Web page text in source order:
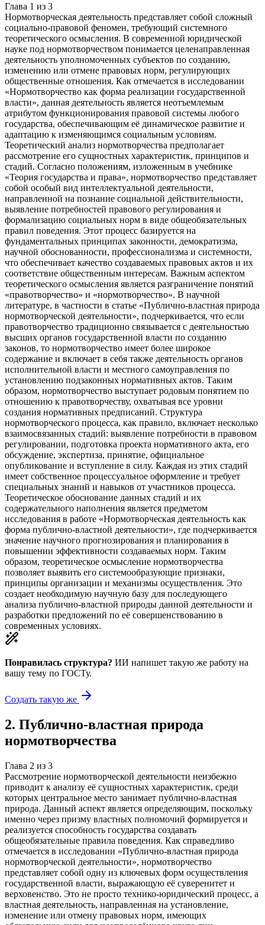
Глава 1 из 3
Нормотворческая деятельность представляет собой сложный
социально-правовой феномен, требующий системного
теоретического осмысления. В современной юридической
науке под нормотворчеством понимается целенаправленная
деятельность уполномоченных субъектов по созданию,
изменению или отмене правовых норм, регулирующих
общественные отношения. Как отмечается в исследовании
«Нормотворчество как форма реализации государственной
власти», данная деятельность является неотъемлемым
атрибутом функционирования правовой системы любого
государства, обеспечивающим её динамическое развитие и
адаптацию к изменяющимся социальным условиям.
Теоретический анализ нормотворчества предполагает
рассмотрение его сущностных характеристик, принципов и
стадий. Согласно положениям, изложенным в учебнике
«Теория государства и права», нормотворчество представляет
собой особый вид интеллектуальной деятельности,
направленной на познание социальной действительности,
выявление потребностей правового регулирования и
формализацию социальных норм в виде общеобязательных
правил поведения. Этот процесс базируется на
фундаментальных принципах законности, демократизма,
научной обоснованности, профессионализма и системности,
что обеспечивает качество создаваемых правовых актов и их
соответствие общественным интересам. Важным аспектом
теоретического осмысления является разграничение понятий
«правотворчество» и «нормотворчество». В научной
литературе, в частности в статье «Публично-властная природа
нормотворческой деятельности», подчеркивается, что если
правотворчество традиционно связывается с деятельностью
высших органов государственной власти по созданию
законов, то нормотворчество имеет более широкое
содержание и включает в себя также деятельность органов
исполнительной власти и местного самоуправления по
установлению подзаконных нормативных актов. Таким
образом, нормотворчество выступает родовым понятием по
отношению к правотворчеству, охватывая все уровни
создания нормативных предписаний. Структура
нормотворческого процесса, как правило, включает несколько
взаимосвязанных стадий: выявление потребности в правовом
регулировании, подготовка проекта нормативного акта, его
обсуждение, экспертиза, принятие, официальное
опубликование и вступление в силу. Каждая из этих стадий
имеет собственное процессуальное оформление и требует
специальных знаний и навыков от участников процесса.
Теоретическое обоснование данных стадий и их
содержательного наполнения является предметом
исследования в работе «Нормотворческая деятельность как
форма публично-властной деятельности», где подчеркивается
значение научного прогнозирования и планирования в
повышении эффективности создаваемых норм. Таким
образом, теоретическое осмысление нормотворчества
позволяет выявить его системообразующие признаки,
принципы организации и механизмы осуществления. Это
создает необходимую научную базу для последующего
анализа публично-властной природы данной деятельности и
разработки предложений по её совершенствованию в
современных условиях.
Понравилась структура? ИИ напишет такую же работу на
вашу тему по ГОСТу.
Создать такую же
2. Публично-властная природа
нормотворчества
Глава 2 из 3
Рассмотрение нормотворческой деятельности неизбежно
приводит к анализу её сущностных характеристик, среди
которых центральное место занимает публично-властная
природа. Данный аспект является определяющим, поскольку
именно через призму властных полномочий формируется и
реализуется способность государства создавать
общеобязательные правила поведения. Как справедливо
отмечается в исследовании «Публично-властная природа
нормотворческой деятельности», нормотворчество
представляет собой одну из ключевых форм осуществления
государственной власти, выражающую её суверенитет и
верховенство. Это не просто технико-юридический процесс, а
властная деятельность, направленная на установление,
изменение или отмену правовых норм, имеющих